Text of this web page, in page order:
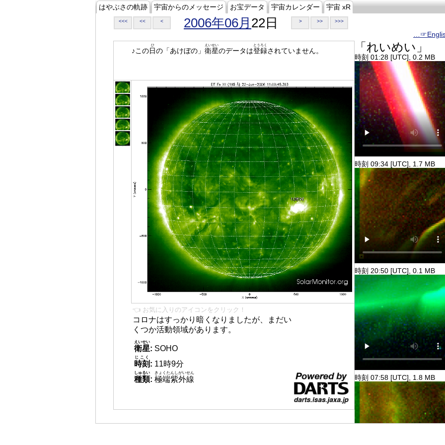
はやぶさの軌跡 宇宙からのメッセージ お宝データ 宇宙カレンダー 宇宙 xR
<<< << < 2006年06月 22日 > >> >>>
♪この日
ひ
の「あけぼの」 衛星
えいせい
のデータは登録
とうろく
されていません。
👈 お気に入りのアイコンをクリック！
コロナはすっかり暗くなりましたが、まだい
くつか活動領域があります。
衛星
えいせい
: SOHO
時刻
じこく
: 11時9分
種類
しゅるい
: 極端紫外線
きょくたんしがいせん
「れいめい」
時刻 01:28 [UTC], 0.2 MB
時刻 09:34 [UTC], 1.7 MB
時刻 20:50 [UTC], 0.1 MB
時刻 07:58 [UTC], 1.8 MB